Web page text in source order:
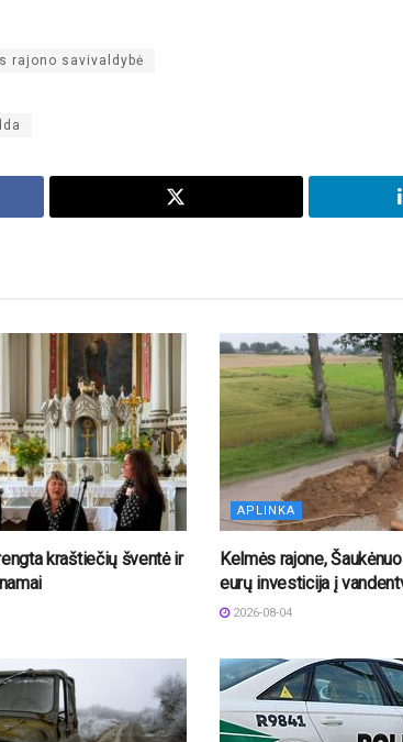
rajono savivaldybė
kraštiečių šventė ir
APLINKA
Kelmės rajone,
eurų investicija į
2026-08-04